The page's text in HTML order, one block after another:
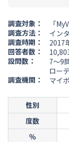
調査対象：
「
調査方法：
イン
調査時期：
2017
回答者数：
設問数：
7～9
ロー
調査機関：
マイ
性別
度数
％